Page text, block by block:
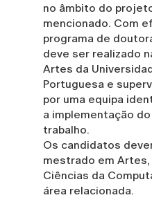
no âmbito do
mencionado. Com
programa de
deve ser realizado
Artes da
Portuguesa e
por uma equipa
a implementação
trabalho.
Os candidatos
mestrado em Artes,
Ciências da
área relacionada.